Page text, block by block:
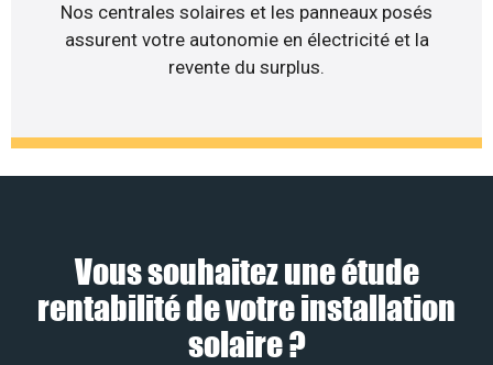
Nos centrales solaires et les panneaux posés
assurent votre autonomie en électricité et la
revente du surplus.
Vous souhaitez une étude
rentabilité de votre installation
solaire ?